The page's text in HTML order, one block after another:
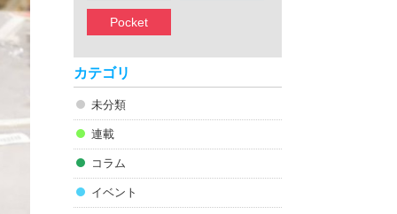
Pocket
カテゴリ
未分類
連載
コラム
イベント